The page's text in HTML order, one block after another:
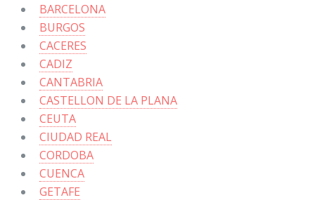
BARCELONA
BURGOS
CACERES
CADIZ
CANTABRIA
CASTELLON DE LA PLANA
CEUTA
CIUDAD REAL
CORDOBA
CUENCA
GETAFE